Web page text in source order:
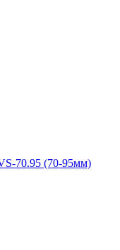
70.95 (70-95мм)